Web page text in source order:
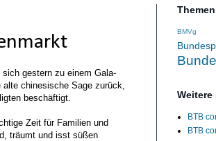
gestern zu einem Gala-
chinesische Sage zurück,
beschäftigt.
Zeit für Familien und
träumt und isst süßen
Themen
BMVg
BTB
BTB